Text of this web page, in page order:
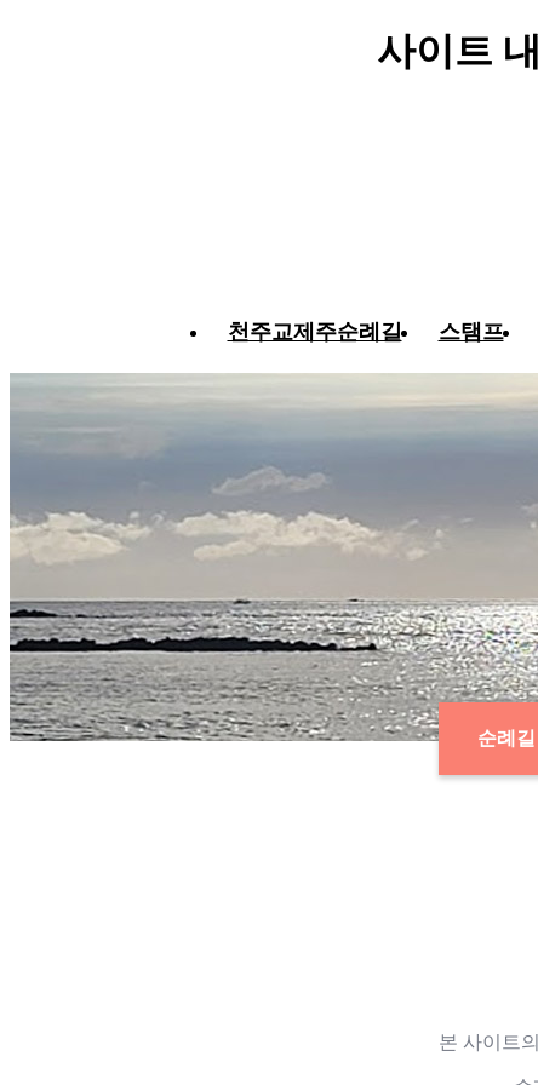
사이트
천주교제주순례길 스탬프
순례
본 사이트